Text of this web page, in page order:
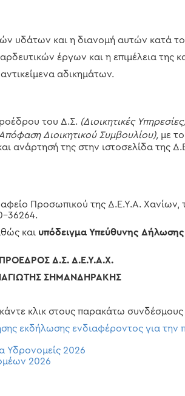
υδάτων και η διανομή αυτών κατά
έργων και η επιμέλεια της
αδικημάτων.
του Δ.Σ. (Διοικητικές
Διοικητικού Συμβουλίου), με
ανάρτησή της στην ιστοσελίδα της
Προσωπικού της Δ.Ε.Υ.Α. Χανίων,
36264.
και υπόδειγμα Υπεύθυνης
Δ.Σ. Δ.Ε.Υ.Α.Χ.
ΣΗΜΑΝΔΗΡΑΚΗΣ
κλικ στους παρακάτω συνδέσμους
εκδήλωσης ενδιαφέροντος για την
Υδρονομείς 2026
2026